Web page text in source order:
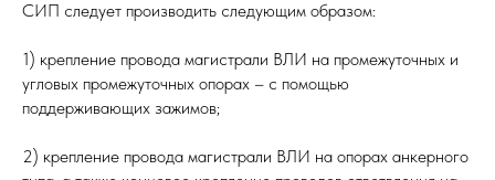
СИП следует производить следующим образом:
1) крепление провода магистрали ВЛИ на промежуточных и
угловых промежуточных опорах – с помощью
поддерживающих зажимов;
2) крепление провода магистрали ВЛИ на опорах анкерного